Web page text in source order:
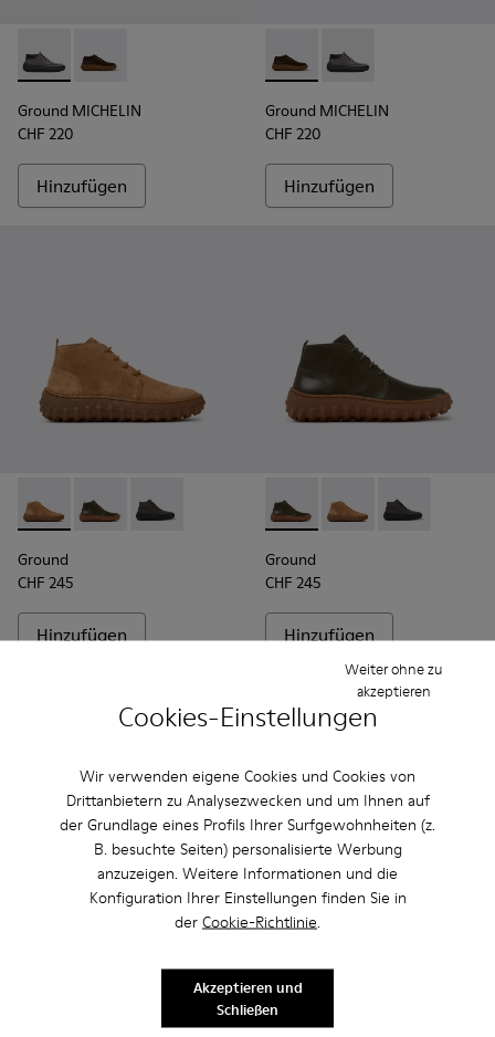
Cookies-Einstellungen
Wir verwenden eigene Cookies und Cookies von
Drittanbietern zu Analysezwecken und um Ihnen auf
der Grundlage eines Profils Ihrer Surfgewohnheiten (z.
B. besuchte Seiten) personalisierte Werbung
anzuzeigen. Weitere Informationen und die
Konfiguration Ihrer Einstellungen finden Sie in
der Cookie-Richtlinie.
Weiter ohne zu
akzeptieren
Akzeptieren und
Schließen
Ground MICHELIN - K300332-002 - Stiefelette für Herren
Ground MICHELIN - K300332-004 - Dunkelbrauner
Ground MICHELIN
CHF 220
Hinzufügen
Ground MICHELIN -
Ground MICHELIN -
Ground MICHELIN
CHF 220
Hinzufügen
Ground - K300330-019 - Braune Stiefeletten aus
Ground - K300330-020 - Grüne Lederstiefeletten für
Ground - K300330-006 - Dunkelgraue
Ground
CHF 245
Hinzufügen
Ground - K300330-020 -
Ground - K300330-
Ground -
Ground
CHF 245
Hinzufügen